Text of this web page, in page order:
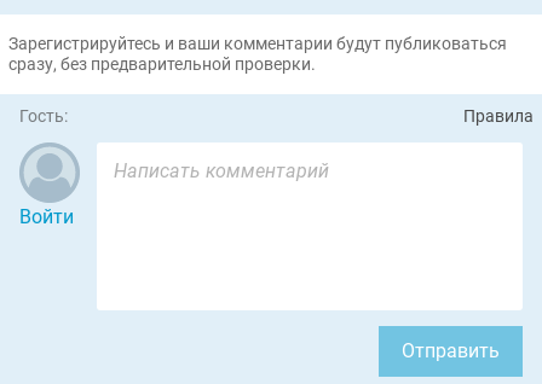
Зарегистрируйтесь и ваши комментарии будут публиковаться
сразу, без предварительной проверки.
Гость: Правила
Войти
Отправить